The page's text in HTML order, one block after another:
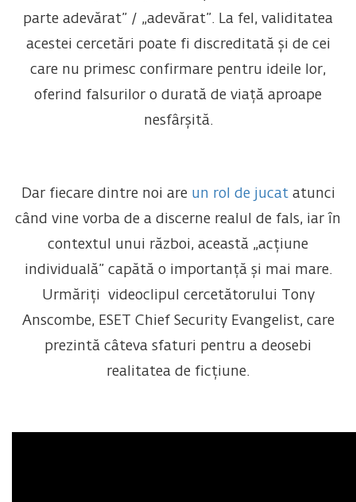
parte adevărat” / „adevărat”. La fel, validitatea
acestei cercetări poate fi discreditată și de cei
care nu primesc confirmare pentru ideile lor,
oferind falsurilor o durată de viață aproape
nesfârșită.
Dar fiecare dintre noi are un rol de jucatatunci
când vine vorba de a discerne realul de fals, iar în
contextul unui război, această „acțiune
individuală” capătă o importanță și mai mare.
Urmăriți videoclipul cercetătorului Tony
Anscombe, ESET Chief Security Evangelist, care
prezintă câteva sfaturi pentru a deosebi
realitatea de ficțiune.